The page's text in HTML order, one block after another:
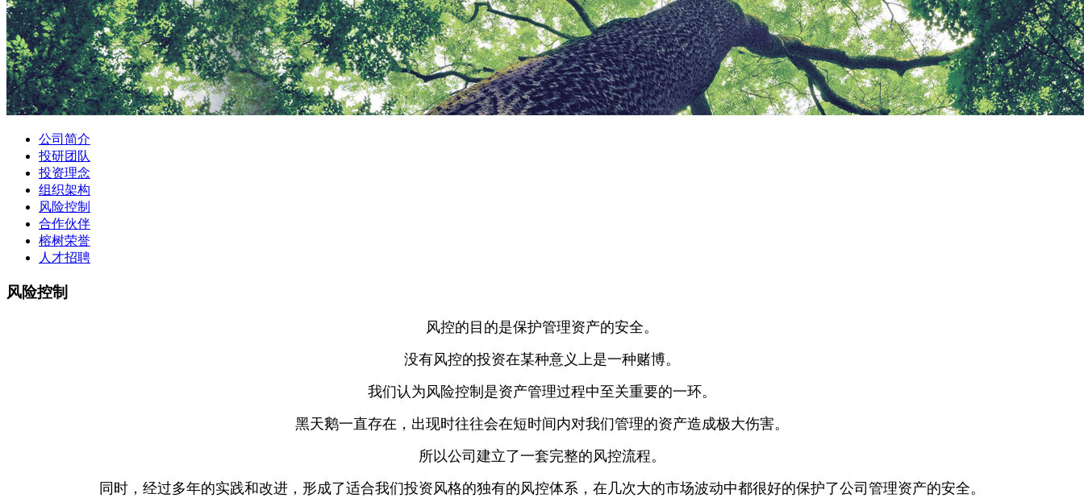
公司简介
投研团队
投资理念
组织架构
风险控制
合作伙伴
榕树荣誉
人才招聘
风险控制
风控的目的是保护管理资产的安全。
没有风控的投资在某种意义上是一种赌博。
我们认为风险控制是资产管理过程中至关重要的一环。
黑天鹅一直存在，出现时往往会在短时间内对我们管理的资产造成极大伤害。
所以公司建立了一套完整的风控流程。
同时，经过多年的实践和改进，形成了适合我们投资风格的独有的风控体系，在几次大的市场波动中都很好的保护了公司管理资产的安全。